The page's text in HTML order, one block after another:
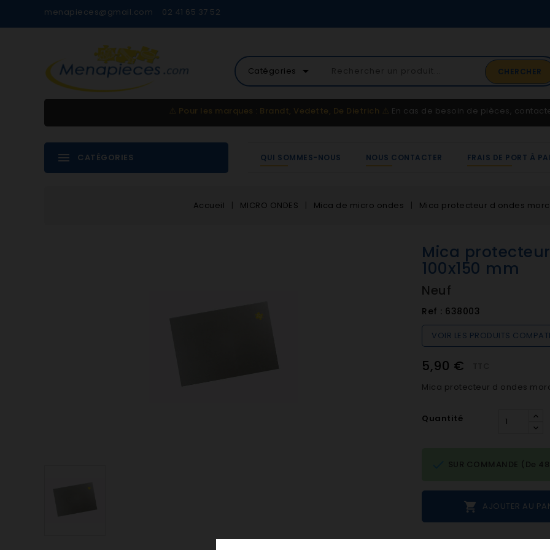
menapieces@gmail.com 02 41 65 37 52
Catégories arrow_drop_down CHERCHER
02 41 65 37 52
Service client
⚠️ Pour les marques : Brandt, Vedette, De Dietrich ⚠️ En cas de besoin de pièces,
CATÉGORIES QUI SOMMES-NOUS NOUS CONTACTER FRAIS DE PORT À
Accueil MICRO ONDES Mica de micro ondes Mica protecteur d ondes
Mica
100x150 mm
Neuf
Ref : 638003
VOIR LES PRODUITS
5,90 €
Mica protecteur d ondes
Quantité
 AJOUTER AU
SUR COMMANDE (De